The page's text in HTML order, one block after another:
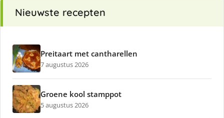
Nieuwste recepten
Preitaart met cantharellen
7 augustus 2026
Groene kool stamppot
5 augustus 2026